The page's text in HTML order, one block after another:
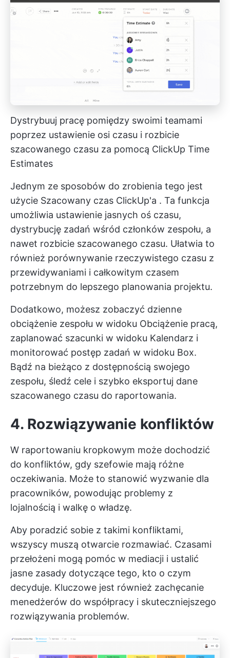
Dystrybuuj pracę pomiędzy swoimi teamami
poprzez ustawienie osi czasu i rozbicie
szacowanego czasu za pomocą ClickUp Time
Estimates
Jednym ze sposobów do zrobienia tego jest
użycie Szacowany czas ClickUp'a . Ta funkcja
umożliwia ustawienie jasnych oś czasu,
dystrybucję zadań wśród członków zespołu, a
nawet rozbicie szacowanego czasu. Ułatwia to
również porównywanie rzeczywistego czasu z
przewidywaniami i całkowitym czasem
potrzebnym do lepszego planowania projektu.
Dodatkowo, możesz zobaczyć dzienne
obciążenie zespołu w widoku Obciążenie pracą,
zaplanować szacunki w widoku Kalendarz i
monitorować postęp zadań w widoku Box.
Bądź na bieżąco z dostępnością swojego
zespołu, śledź cele i szybko eksportuj dane
szacowanego czasu do raportowania.
4. Rozwiązywanie konfliktów
W raportowaniu kropkowym może dochodzić
do konfliktów, gdy szefowie mają różne
oczekiwania. Może to stanowić wyzwanie dla
pracowników, powodując problemy z
lojalnością i walkę o władzę.
Aby poradzić sobie z takimi konfliktami,
wszyscy muszą otwarcie rozmawiać. Czasami
przełożeni mogą pomóc w mediacji i ustalić
jasne zasady dotyczące tego, kto o czym
decyduje. Kluczowe jest również zachęcanie
menedżerów do współpracy i skuteczniejszego
rozwiązywania problemów.